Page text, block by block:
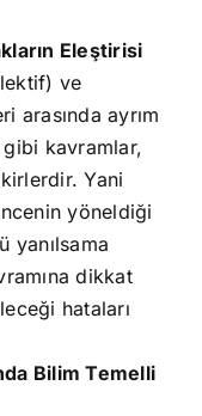
Eleştirisi
ve
arasında ayrım
gibi kavramlar,
Yani
yöneldiği
yanılsama
dikkat
hataları
Bilim Temelli